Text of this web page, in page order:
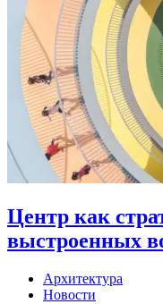
Центр как
выстроенных
Архитектура
Новости